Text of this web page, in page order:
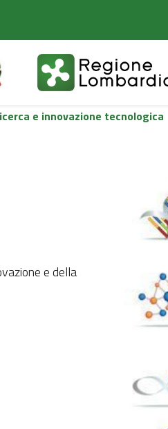
e innovazione tecnologica
e della